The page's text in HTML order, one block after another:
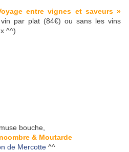
entre vignes et saveurs »
par plat (84€) ou sans les vins
^^)
bouche,
& Moutarde
de Mercotte ^^